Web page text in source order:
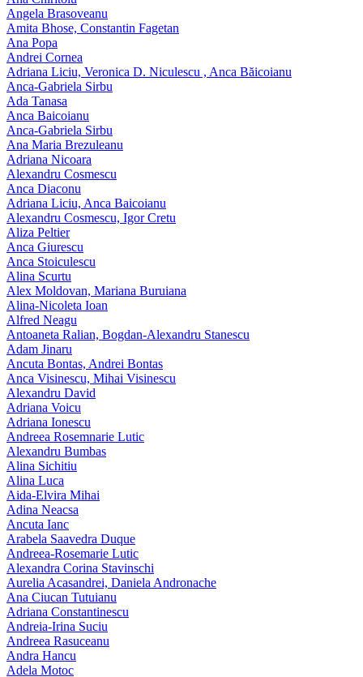
Angela Brasoveanu
Amita Bhose, Constantin Fagetan
Ana Popa
Andrei Cornea
Adriana Liciu, Veronica D. Niculescu , Anca Băicoianu
Anca‑Gabriela Sirbu
Ada Tanasa
Anca Baicoianu
Anca-Gabriela Sirbu
Ana Maria Brezuleanu
Adriana Nicoara
Alexandru Cosmescu
Anca Diaconu
Adriana Liciu, Anca Baicoianu
Alexandru Cosmescu, Igor Cretu
Aliza Peltier
Anca Giurescu
Anca Stoiculescu
Alina Scurtu
Alex Moldovan, Mariana Buruiana
Alina-Nicoleta Ioan
Alfred Neagu
Antoaneta Ralian, Bogdan-Alexandru Stanescu
Adam Jinaru
Ancuta Bontas, Andrei Bontas
Anca Visinescu, Mihai Visinescu
Alexandru David
Adriana Voicu
Adriana Ionescu
Andreea Rosemnarie Lutic
Alexandru Bumbas
Alina Sichitiu
Alina Luca
Aida-Elvira Mihai
Adina Neacsa
Ancuta Ianc
Arabela Saavedra Duque
Andreea-Rosemarie Lutic
Alexandra Corina Stavinschi
Aurelia Acasandrei, Daniela Andronache
Ana Ciucan Tutuianu
Adriana Constantinescu
Andreia-Irina Suciu
Andreea Rasuceanu
Andra Hancu
Adela Motoc